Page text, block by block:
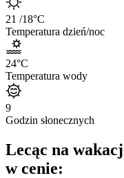
21 /18°C
Temperatura dzień/noc
24°C
Temperatura wody
9
Godzin słonecznych
Lecąc na
w cenie: